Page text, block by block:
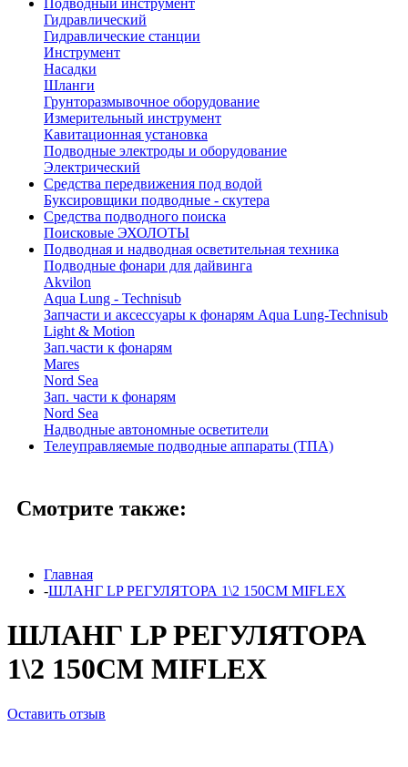
Подводный инструмент
Гидравлический
Гидравлические станции
Инструмент
Насадки
Шланги
Грунторазмывочное оборудование
Измерительный инструмент
Кавитационная установка
Подводные электроды и оборудование
Электрический
Средства передвижения под водой
Буксировщики подводные - скутера
Средства подводного поиска
Поисковые ЭХОЛОТЫ
Подводная и надводная осветительная техника
Подводные фонари для дайвинга
Akvilon
Aqua Lung - Technisub
Запчасти и аксессуары к фонарям Aqua Lung-Technisub
Light & Motion
Зап.части к фонарям
Mares
Nord Sea
Зап. части к фонарям
Nord Sea
Надводные автономные осветители
Телеуправляемые подводные аппараты (ТПА)
Смотрите также:
Главная
-ШЛАНГ LP РЕГУЛЯТОРА 1\2 150СМ MIFLEX
ШЛАНГ LP РЕГУЛЯТОРА
1\2 150СМ MIFLEX
Оставить отзыв